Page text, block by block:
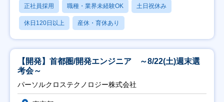
正社員採用 職種・業界未経験OK 土日祝休み
休日120日以上 産休・育休あり
【開発】首都圏/開発エンジニア ～8/22(土)週末選
考会～
パーソルクロステクノロジー株式会社